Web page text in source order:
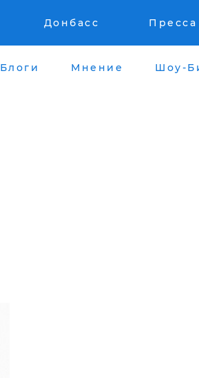
Донбасс Пресса
Блоги Мнение Шоу-